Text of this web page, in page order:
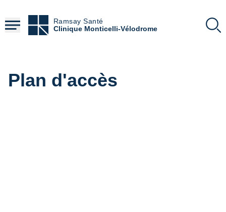
contenu
principal
Ramsay Santé
Clinique Monticelli-Vélodrome
Plan d'accès